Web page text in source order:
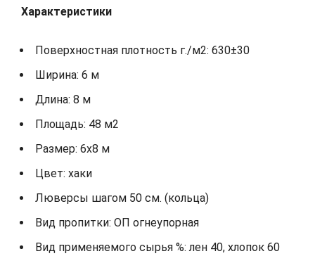
Характеристики
Поверхностная плотность г./м2: 630±30
Ширина: 6 м
Длина: 8 м
Площадь: 48 м2
Размер: 6х8 м
Цвет: хаки
Люверсы шагом 50 см. (кольца)
Вид пропитки: ОП огнеупорная
Вид применяемого сырья %: лен 40, хлопок 60